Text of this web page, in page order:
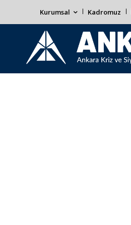
Kurumsal Kadromuz